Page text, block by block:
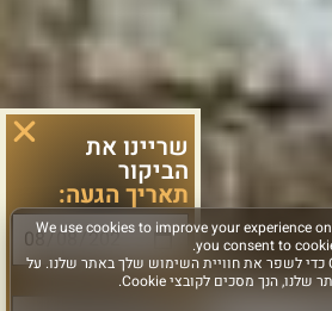
שריינו את
הביקור
תאריך הגעה:
סוג פעילות: